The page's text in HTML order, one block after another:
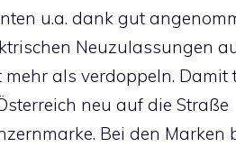
u.a. dank gut
Neuzulassungen
mehr als verdoppeln. Damit
neu auf die Straße
Bei den Marken